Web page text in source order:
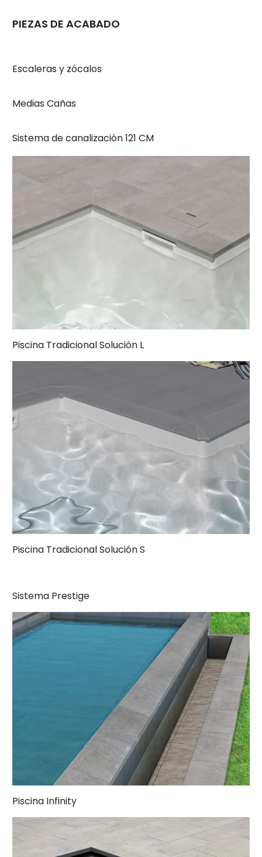
PIEZAS DE ACABADO
Escaleras y zócalos
Medias Cañas
Sistema de canalización 121 CM
Piscina Tradicional Solución L
Piscina Tradicional Solución S
Sistema Prestige
Piscina Infinity